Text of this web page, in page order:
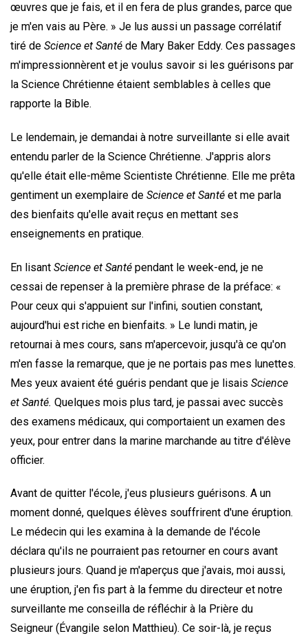
œuvres que je fais, et il en fera de plus grandes, parce que
je m'en vais au Père. » Je lus aussi un passage corrélatif
tiré de Science et Santé de Mary Baker Eddy. Ces passages
m'impressionnèrent et je voulus savoir si les guérisons par
la Science Chrétienne étaient semblables à celles que
rapporte la Bible.
Le lendemain, je demandai à notre surveillante si elle avait
entendu parler de la Science Chrétienne. J'appris alors
qu'elle était elle-même Scientiste Chrétienne. Elle me prêta
gentiment un exemplaire de Science et Santé et me parla
des bienfaits qu'elle avait reçus en mettant ses
enseignements en pratique.
En lisant Science et Santé pendant le week-end, je ne
cessai de repenser à la première phrase de la préface: «
Pour ceux qui s'appuient sur l'infini, soutien constant,
aujourd'hui est riche en bienfaits. » Le lundi matin, je
retournai à mes cours, sans m'apercevoir, jusqu'à ce qu'on
m'en fasse la remarque, que je ne portais pas mes lunettes.
Mes yeux avaient été guéris pendant que je lisais Science
et Santé. Quelques mois plus tard, je passai avec succès
des examens médicaux, qui comportaient un examen des
yeux, pour entrer dans la marine marchande au titre d'élève
officier.
Avant de quitter l'école, j'eus plusieurs guérisons. A un
moment donné, quelques élèves souffrirent d'une éruption.
Le médecin qui les examina à la demande de l'école
déclara qu'ils ne pourraient pas retourner en cours avant
plusieurs jours. Quand je m'aperçus que j'avais, moi aussi,
une éruption, j'en fis part à la femme du directeur et notre
surveillante me conseilla de réfléchir à la Prière du
Seigneur (Évangile selon Matthieu). Ce soir-là, je reçus